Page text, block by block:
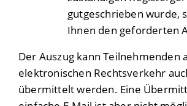
gutgeschrieben wurde,
Ihnen den geforderten
Der Auszug kann Teilnehmenden
elektronischen Rechtsverkehr
übermittelt werden. Eine